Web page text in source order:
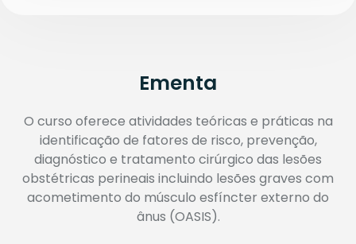
Ementa
O curso oferece atividades teóricas e práticas na
identificação de fatores de risco, prevenção,
diagnóstico e tratamento cirúrgico das lesões
obstétricas perineais incluindo lesões graves com
acometimento do músculo esfíncter externo do
ânus (OASIS).